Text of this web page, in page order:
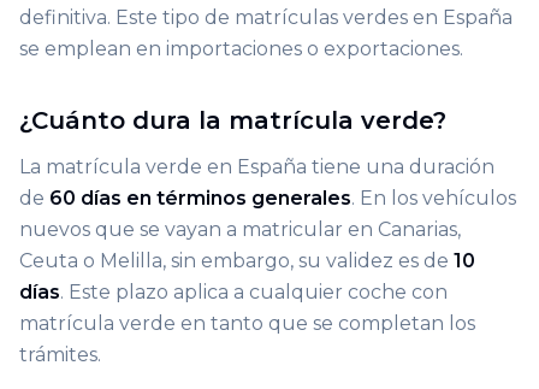
definitiva. Este tipo de matrículas verdes en España
se emplean en importaciones o exportaciones.
¿Cuánto dura la matrícula verde?
La matrícula verde en España tiene una duración
de 60 días en términos generales. En los vehículos
nuevos que se vayan a matricular en Canarias,
Ceuta o Melilla, sin embargo, su validez es de 10
días. Este plazo aplica a cualquier coche con
matrícula verde en tanto que se completan los
trámites.